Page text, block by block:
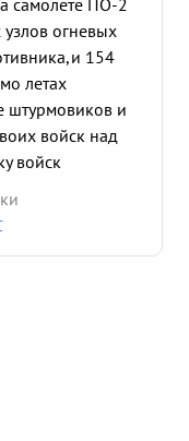
самолете ПО-2
огневых
154
летах
штурмовиков и
войск над
войск
сбил 20
правитель